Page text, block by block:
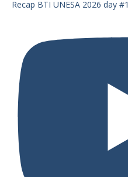
Recap BTI UNESA 2026 day #1